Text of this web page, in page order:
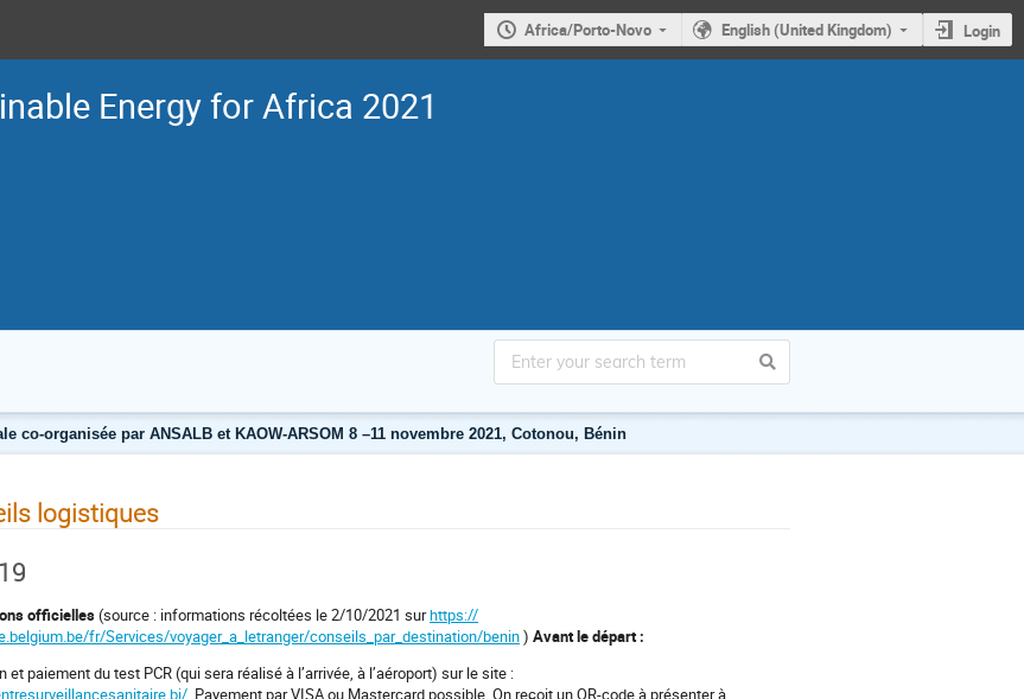
Africa/Porto-Novo English (United Kingdom) Login
Energy for Africa 2021
co-organisée par ANSALB et KAOW-ARSOM 8 –11 novembre 2021, Cotonou, Bénin
logistiques
officielles(source : informations récoltées le 2/10/2021 surhttps://
fr/Services/voyager_a_letranger/conseils_par_destination/benin) Avant le départ :
et paiement du test PCR (qui sera réalisé à l’arrivée, à l’aéroport) sur le site :
Payement par VISA ou Mastercard possible. On reçoit un QR-code à présenter à